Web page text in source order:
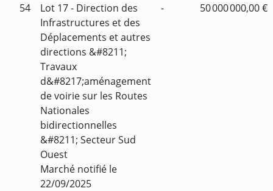
54
Lot 17 - Direction des
Infrastructures et des
Déplacements et autres
directions &#8211;
Travaux
d&#8217;aménagement
de voirie sur les Routes
Nationales
bidirectionnelles
&#8211; Secteur Sud
Ouest
Marché notifié le
22/09/2025
- 50 000 000,00 €